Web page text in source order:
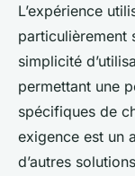
L’expérience
particulièrement
simplicité
permettant une
spécifiques de
exigence est un
d’autres